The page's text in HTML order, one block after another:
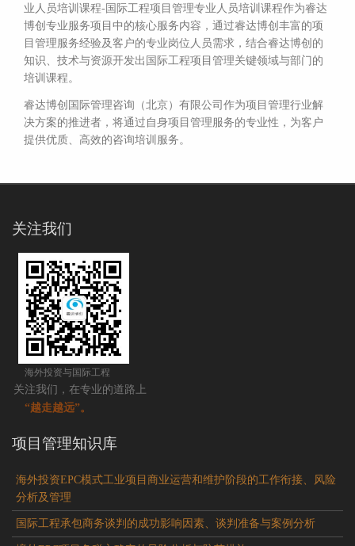
业人员培训课程-国际工程项目管理专业人员培训课程作为睿达
博创专业服务项目中的核心服务内容，通过睿达博创丰富的项
目管理服务经验及客户的专业岗位人员需求，结合睿达博创的
知识、技术与资源开发出国际工程项目管理关键领域与部门的
培训课程。
睿达博创国际管理咨询（北京）有限公司 作为项目管理行业解
决方案的推进者，将通过自身项目管理服务的专业性，为客户
提供优质、高效的咨询培训服务。
关注我们
海外投资与国际工程
关注我们，在专业的道路上
“越走越远”。
项目管理知识库
海外投资EPC模式工业项目商业运营和维护阶段的工作衔接、风险
分析及管理
国际工程承包商务谈判的成功影响因素、谈判准备与案例分析